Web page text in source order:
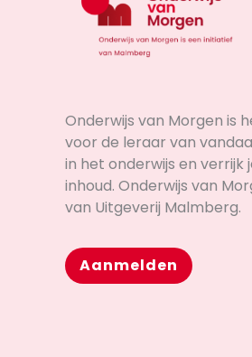
Onderwijs van Morgen is
voor de leraar van
in het onderwijs en verrijk
inhoud. Onderwijs van
van Uitgeverij Malmberg.
Aanmelden